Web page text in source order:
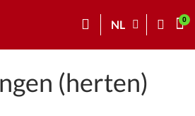
NL
(herten)